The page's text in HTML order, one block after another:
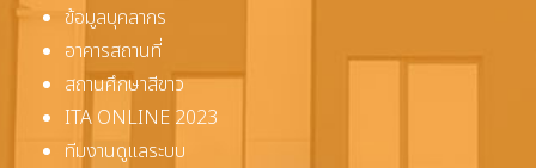
ข้อมูลบุคลากร
อาคารสถานที่
สถานศึกษาสีขาว
ITA ONLINE 2023
ทีมงานดูแลระบบ